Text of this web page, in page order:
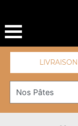
LIVRAISON